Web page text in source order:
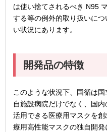
は使い捨てされるべき N95
する等の例外的取り扱いに
い状況にあります。
開発品の特徴
このような状況下、国循は国
自施設病院だけでなく、国
活用できる医療用マスクを
療用高性能マスクの独自開